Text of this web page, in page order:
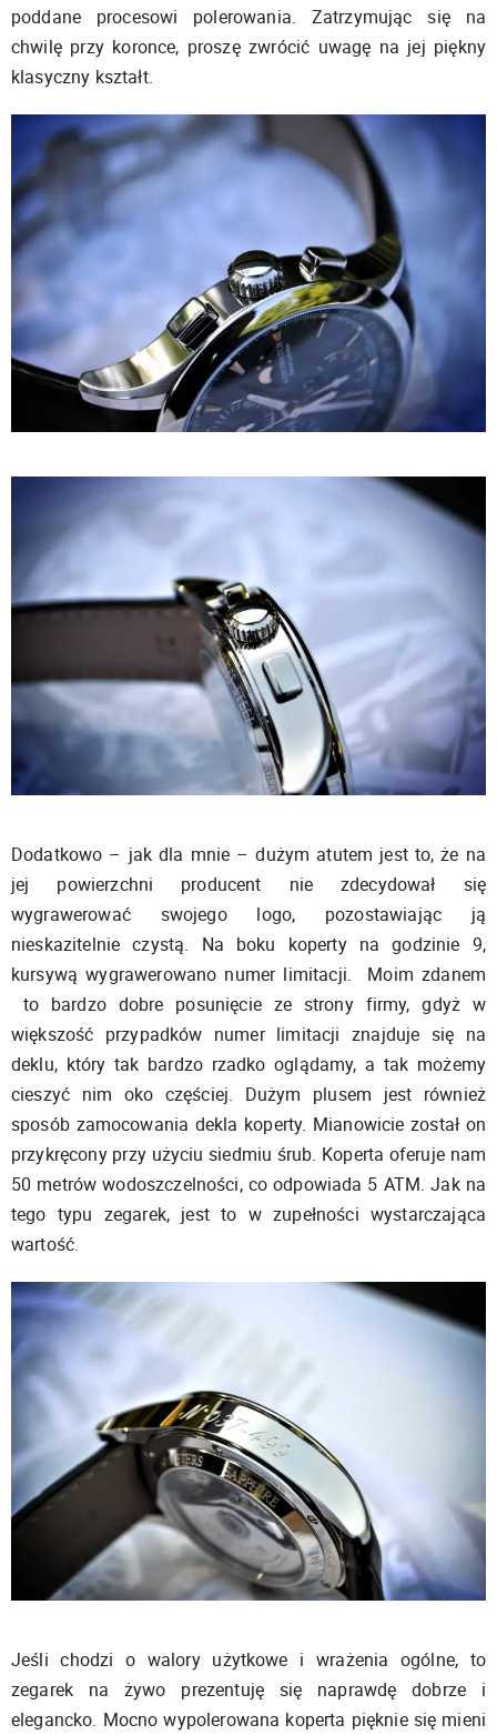
poddane procesowi polerowania. Zatrzymując się na
chwilę przy koronce, proszę zwrócić uwagę na jej piękny
klasyczny kształt.
Dodatkowo – jak dla mnie – dużym atutem jest to, że na
jej powierzchni producent nie zdecydował się
wygrawerować swojego logo, pozostawiając ją
nieskazitelnie czystą. Na boku koperty na godzinie 9,
kursywą wygrawerowano numer limitacji. Moim zdanem
to bardzo dobre posunięcie ze strony firmy, gdyż w
większość przypadków numer limitacji znajduje się na
deklu, który tak bardzo rzadko oglądamy, a tak możemy
cieszyć nim oko częściej. Dużym plusem jest również
sposób zamocowania dekla koperty. Mianowicie został on
przykręcony przy użyciu siedmiu śrub. Koperta oferuje nam
50 metrów wodoszczelności, co odpowiada 5 ATM. Jak na
tego typu zegarek, jest to w zupełności wystarczająca
wartość.
Jeśli chodzi o walory użytkowe i wrażenia ogólne, to
zegarek na żywo prezentuję się naprawdę dobrze i
elegancko. Mocno wypolerowana koperta pięknie się mieni